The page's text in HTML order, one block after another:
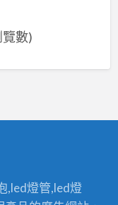
數)
,led燈管,led燈